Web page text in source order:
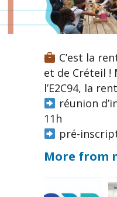
C’est la
et de Créteil !
l’E2C94, la
réunion
11h
pré-
More from